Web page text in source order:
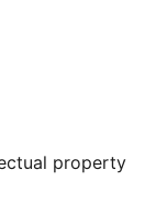
property